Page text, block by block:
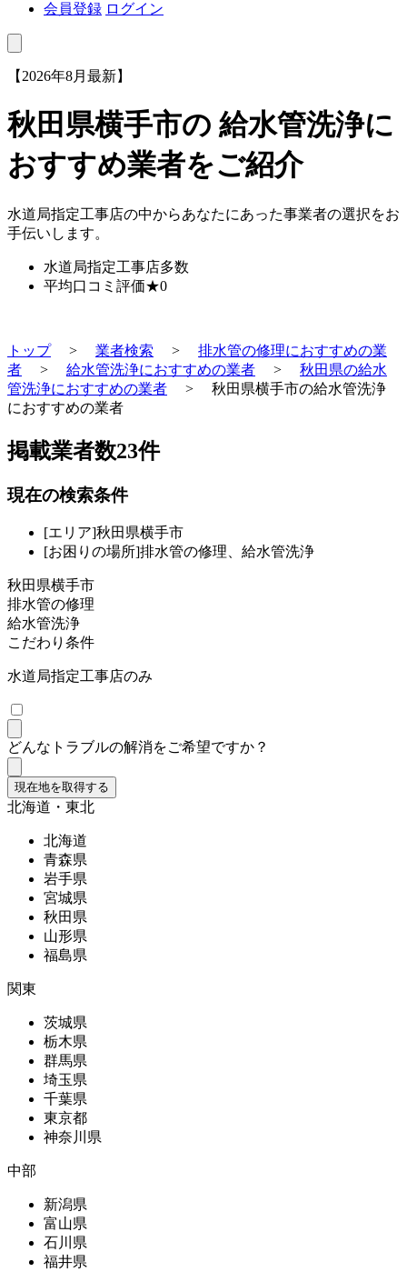
会員登録 ログイン
【2026年8月最新】
秋田県横手市の 給水管洗浄に
おすすめ業者をご紹介
水道局指定工事店の中からあなたにあった事業者の選択をお
手伝いします。
水道局指定工事店多数
平均口コミ評価★0
トップ> 業者検索 > 排水管の修理におすすめの業
者 > 給水管洗浄におすすめの業者 > 秋田県の給水
管洗浄におすすめの業者 > 秋田県横手市の給水管洗浄
におすすめの業者
掲載業者数23件
現在の検索条件
[エリア]秋田県横手市
[お困りの場所]排水管の修理、給水管洗浄
秋田県横手市
排水管の修理
給水管洗浄
こだわり条件
水道局指定工事店のみ
どんなトラブルの解消をご希望ですか？
現在地を取得する
北海道・東北
北海道
青森県
岩手県
宮城県
秋田県
山形県
福島県
関東
茨城県
栃木県
群馬県
埼玉県
千葉県
東京都
神奈川県
中部
新潟県
富山県
石川県
福井県